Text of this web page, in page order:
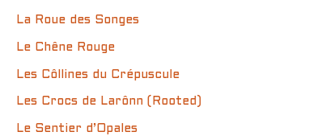
La Roue des Songes
Le Chêne Rouge
Les Côllines du Crépuscule
Les Crocs de Larônn (Rooted)
Le Sentier d’Opales